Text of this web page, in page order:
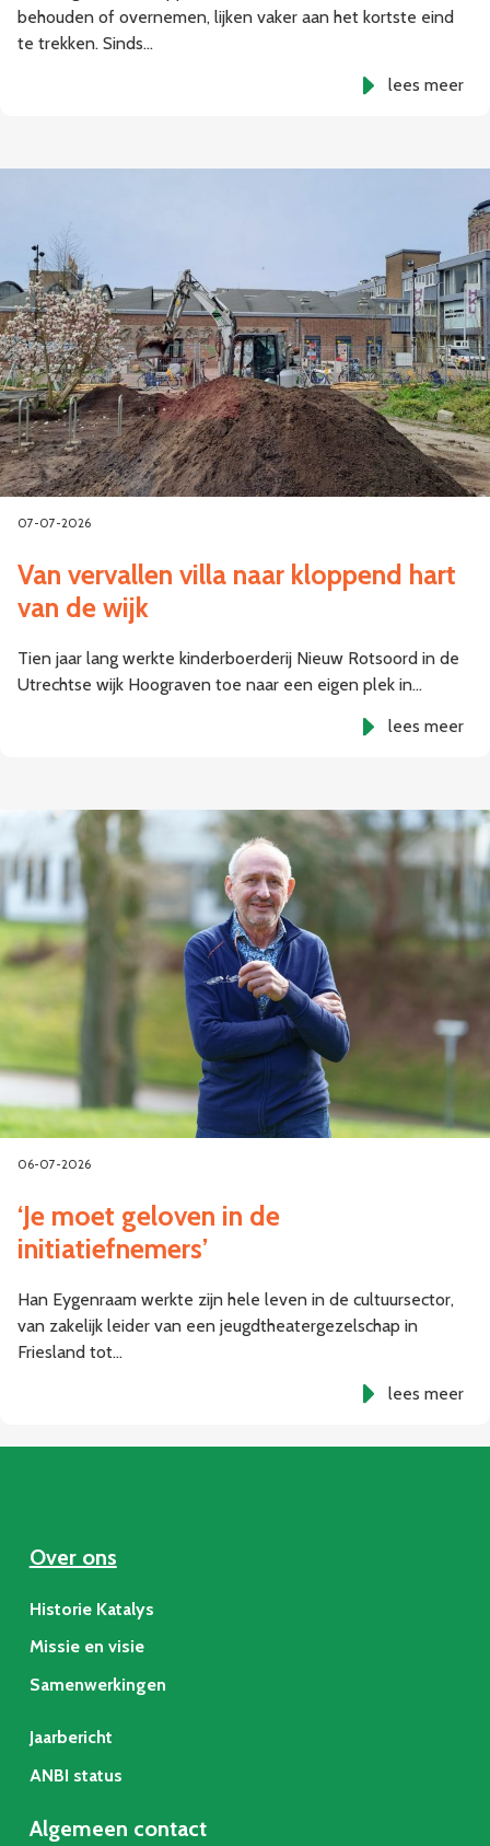
behouden of overnemen, lijken vaker aan het kortste eind
te trekken. Sinds…
lees meer
07-07-2026
Van vervallen villa naar kloppend hart
van de wijk
Tien jaar lang werkte kinderboerderij Nieuw Rotsoord in de
Utrechtse wijk Hoograven toe naar een eigen plek in…
lees meer
06-07-2026
‘Je moet geloven in de
initiatiefnemers’
Han Eygenraam werkte zijn hele leven in de cultuursector,
van zakelijk leider van een jeugdtheatergezelschap in
Friesland tot…
lees meer
Over ons
Historie Katalys
Missie en visie
Samenwerkingen
Jaarbericht
ANBI status
Algemeen contact